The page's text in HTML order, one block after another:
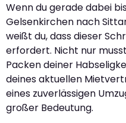
Wenn du gerade dabei
Gelsenkirchen nach
weißt du, dass dieser
erfordert. Nicht nur
Packen deiner
deines aktuellen
eines zuverlässigen
großer Bedeutung.